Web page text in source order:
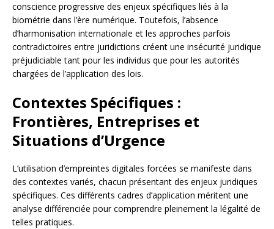
conscience progressive des enjeux spécifiques liés à la
biométrie dans l’ère numérique. Toutefois, l’absence
d’harmonisation internationale et les approches parfois
contradictoires entre juridictions créent une insécurité juridique
préjudiciable tant pour les individus que pour les autorités
chargées de l’application des lois.
Contextes Spécifiques :
Frontières, Entreprises et
Situations d’Urgence
L’utilisation d’empreintes digitales forcées se manifeste dans
des contextes variés, chacun présentant des enjeux juridiques
spécifiques. Ces différents cadres d’application méritent une
analyse différenciée pour comprendre pleinement la légalité de
telles pratiques.